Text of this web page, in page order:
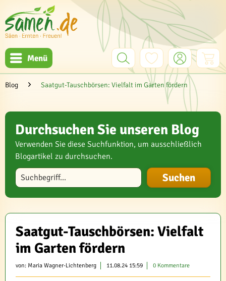
Menü
Blog Saatgut-Tauschbörsen: Vielfalt im Garten fördern
Durchsuchen Sie unseren Blog
Verwenden Sie diese Suchfunktion, um ausschließlich
Blogartikel zu durchsuchen.
Blog durchsuchen
Saatgut-Tauschbörsen: Vielfalt
im Garten fördern
von: Maria Wagner-Lichtenberg 11.08.24 15:59 0 Kommentare